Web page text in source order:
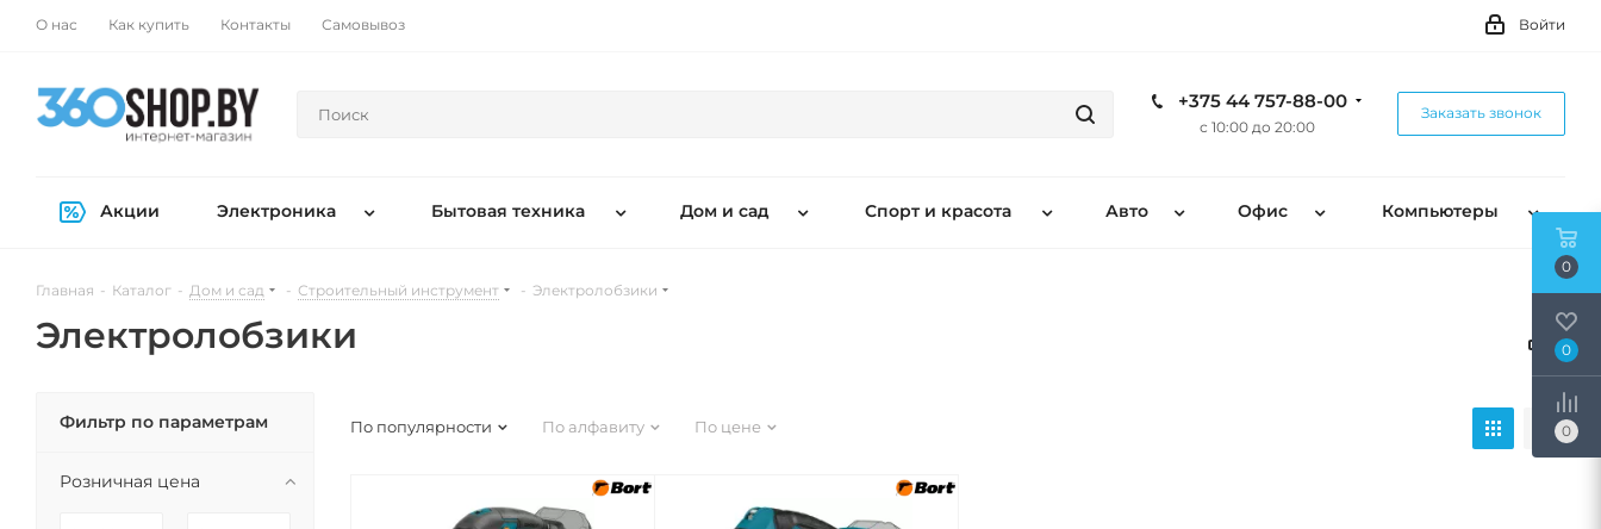
О нас Как купить Контакты Самовывоз Войти
+375 44 757-88-00
с 10:00 до 20:00
Заказать звонок
Акции Электроника Бытовая техника Дом и сад Спорт и красота Авто Офис Компьютеры
Главная - Каталог - Дом и сад - Строительный инструмент - Электролобзики
Электролобзики
По популярности По алфавиту По цене
Фильтр по параметрам
Розничная цена
0
0
0